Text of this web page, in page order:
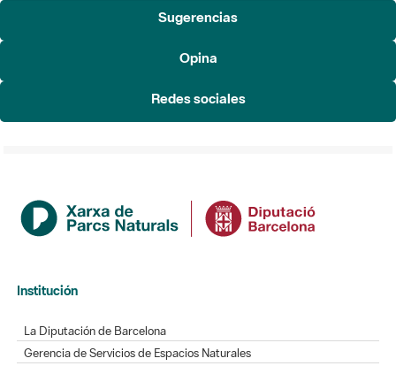
Sugerencias
Opina
Redes sociales
Institución
La Diputación de Barcelona
Gerencia de Servicios de Espacios Naturales